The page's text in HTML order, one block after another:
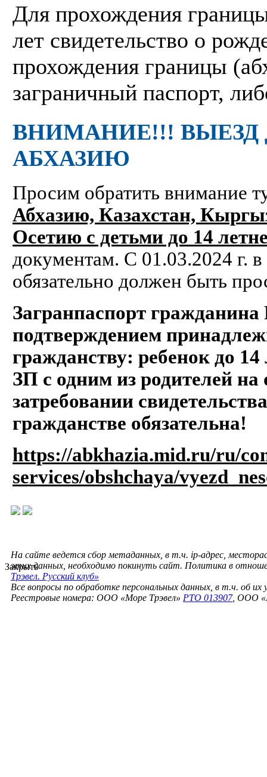
Для прохождения
лет свидетельство о
прохождения границы
заграничный паспорт,
ВНИМАНИЕ!!! ВЫЕЗД
АБХАЗИЮ
Просим обратить внимание
Абхазию, Казахстан,
Осетию с детьми до 14
документам. С 01.03.2024 г.
обязательно должен быть
Загранпаспорт
подтверждением
гражданству: ребенок до
ЗП с одним из родителей
затребовании
гражданстве обязательна!
https://abkhazia.mid.ru/ru/
services/obshchaya/
На сайте ведется сбор метаданных, в т.ч. ip-адрес,
этих данных, необходимо покинуть сайт. Политика в
Трэвел. Русский клуб»
Все вопросы по обработке персональных данных, в т.ч. об их
Реестровые номера: ООО «Море Трэвел» РТО 013907, ООО
Закрыть